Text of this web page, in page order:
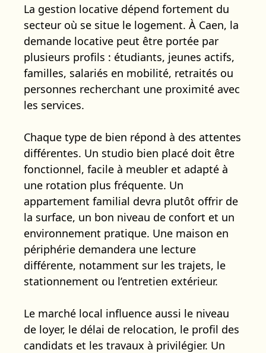
La gestion locative dépend fortement du
secteur où se situe le logement. À Caen, la
demande locative peut être portée par
plusieurs profils : étudiants, jeunes actifs,
familles, salariés en mobilité, retraités ou
personnes recherchant une proximité avec
les services.
Chaque type de bien répond à des attentes
différentes. Un studio bien placé doit être
fonctionnel, facile à meubler et adapté à
une rotation plus fréquente. Un
appartement familial devra plutôt offrir de
la surface, un bon niveau de confort et un
environnement pratique. Une maison en
périphérie demandera une lecture
différente, notamment sur les trajets, le
stationnement ou l’entretien extérieur.
Le marché local influence aussi le niveau
de loyer, le délai de relocation, le profil des
candidats et les travaux à privilégier. Un